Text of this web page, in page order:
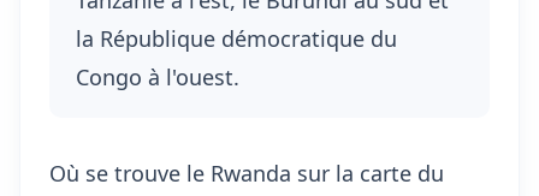
la République démocratique du
Congo à l'ouest.
Où se trouve le Rwanda sur la carte du